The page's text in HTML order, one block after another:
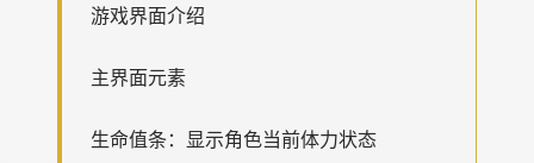
游戏界面介绍
主界面元素
生命值条：显示角色当前体力状态